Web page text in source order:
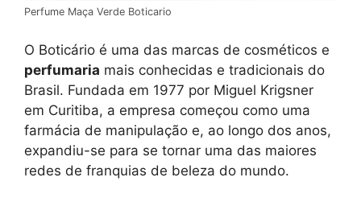
Perfume Maça Verde Boticario
O Boticário é uma das marcas de cosméticos e
perfumaria mais conhecidas e tradicionais do
Brasil. Fundada em 1977 por Miguel Krigsner
em Curitiba, a empresa começou como uma
farmácia de manipulação e, ao longo dos anos,
expandiu-se para se tornar uma das maiores
redes de franquias de beleza do mundo.